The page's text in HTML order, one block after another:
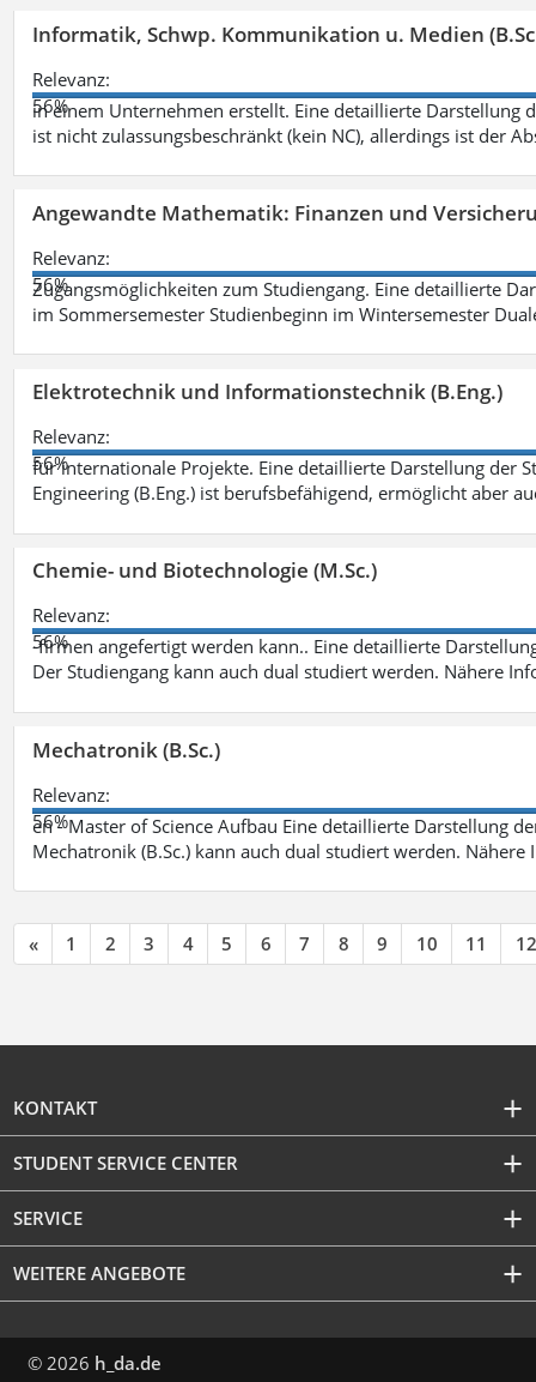
Informatik, Schwp. Kommunikation u. Medien
Relevanz:
56%
in einem Unternehmen erstellt. Eine detaillierte Darstellung
ist nicht zulassungsbeschränkt (kein NC), allerdings ist der
Angewandte Mathematik: Finanzen und
Relevanz:
56%
Zugangsmöglichkeiten zum Studiengang. Eine detaillierte
im Sommersemester Studienbeginn im Wintersemester
Elektrotechnik und Informationstechnik (B.Eng.)
Relevanz:
56%
für internationale Projekte. Eine detaillierte Darstellung der
Engineering (B.Eng.) ist berufsbefähigend, ermöglicht aber
Chemie- und Biotechnologie (M.Sc.)
Relevanz:
56%
-firmen angefertigt werden kann.. Eine detaillierte
Der Studiengang kann auch dual studiert werden. Nähere
Mechatronik (B.Sc.)
Relevanz:
56%
en - Master of Science Aufbau Eine detaillierte Darstellung
Mechatronik (B.Sc.) kann auch dual studiert werden.
« 1 2 3 4 5 6 7 8 9 10 11 12
KONTAKT
STUDENT SERVICE CENTER
SERVICE
WEITERE ANGEBOTE
© 2026 h_da.de